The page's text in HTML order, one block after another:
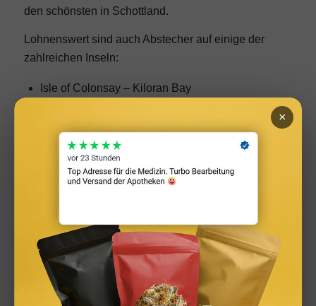
den schönsten in Schottland.
Lohnenswert sind auch Abstecher auf einige der
zahlreichen Inseln:
Isle of Colonsay – Kiloran Bay
Isle of North Uist – Clachan, Sands, Traigh Iar
Beach
Das sind tatsächlich nur einzelne Vorschläge, denn
zwischendurch paradiesische Strandabschnitte
entdecken.
×